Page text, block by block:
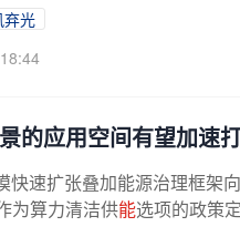
弃光
的应用空间有望加速
快速扩张叠加能源治理框架
为算力清洁供能选项的政策